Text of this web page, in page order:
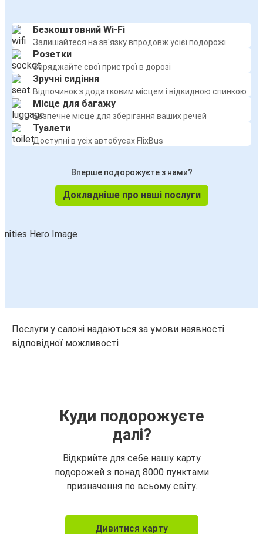
Безкоштовний Wi-Fi
Залишайтеся на зв'язку впродовж усієї подорожі
Розетки
Заряджайте свої пристрої в дорозі
Зручні сидіння
Відпочинок з додатковим місцем і відкидною спинкою
Місце для багажу
Безпечне місце для зберігання ваших речей
Туалети
Доступні в усіх автобусах FlixBus
Вперше подорожуєте з нами?
Докладніше про наші послуги
Послуги у салоні надаються за умови наявності
відповідної можливості
Куди подорожуєте
далі?
Відкрийте для себе нашу карту
подорожей з понад 8000 пунктами
призначення по всьому світу.
Дивитися карту